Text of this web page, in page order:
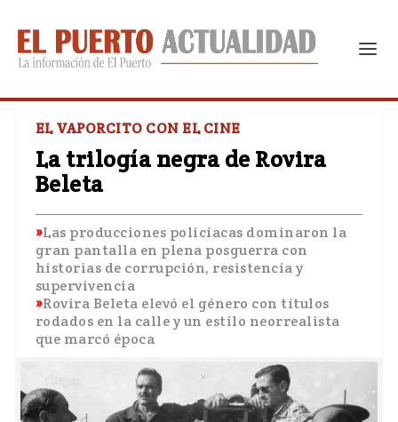
EL VAPORCITO CON EL CINE
La trilogía negra de Rovira
Beleta
Las producciones policíacas dominaron la
gran pantalla en plena posguerra con
historias de corrupción, resistencia y
supervivencia
Rovira Beleta elevó el género con títulos
rodados en la calle y un estilo neorrealista
que marcó época